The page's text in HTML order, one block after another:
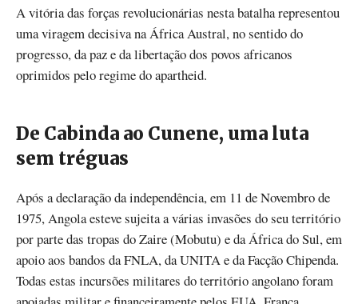
A vitória das forças revolucionárias nesta batalha representou
uma viragem decisiva na África Austral, no sentido do
progresso, da paz e da libertação dos povos africanos
oprimidos pelo regime do apartheid.
De Cabinda ao Cunene, uma luta
sem tréguas
Após a declaração da independência, em 11 de Novembro de
1975, Angola esteve sujeita a várias invasões do seu território
por parte das tropas do Zaire (Mobutu) e da África do Sul, em
apoio aos bandos da FNLA, da UNITA e da Facção Chipenda.
Todas estas incursões militares do território angolano foram